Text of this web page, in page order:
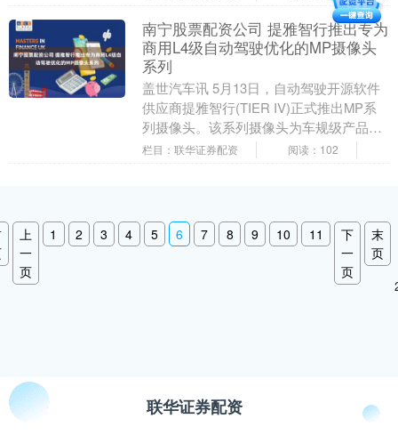
南宁股票配资公司 提雅智行推出专为
商用L4级自动驾驶优化的MP摄像头
系列
盖世汽车讯 5月13日，自动驾驶开源软件
供应商提雅智行(TIER IV)正式推出MP系
列摄像头。该系列摄像头为车规级产品，
专为先进的自动驾驶系统而设计。全新
栏目：联华证券配资 阅读：102
上
一
页
1 2 3 4 5 6 7 8 9 10 11
下
一
页
末
页
联华证券配资